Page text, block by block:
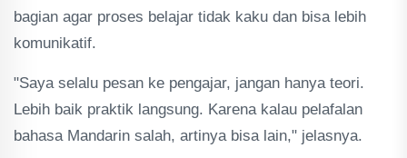
bagian agar proses belajar tidak kaku dan bisa lebih
komunikatif.
"Saya selalu pesan ke pengajar, jangan hanya teori.
Lebih baik praktik langsung. Karena kalau pelafalan
bahasa Mandarin salah, artinya bisa lain," jelasnya.